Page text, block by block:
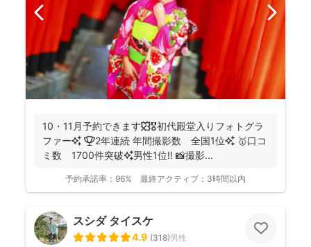
10・11月予約できます🍁🎖初代殿堂入りフォトグラ
ファー✨ 🏆2年連続 年間撮影数 全国1位✨ 🥇口コ
ミ数 1700件突破✨男性1位‼️ 📸撮影...
予約承諾率： 96% 最終アクティブ： 3時間以内
スシダ タイスケ
4.9 (318)男性